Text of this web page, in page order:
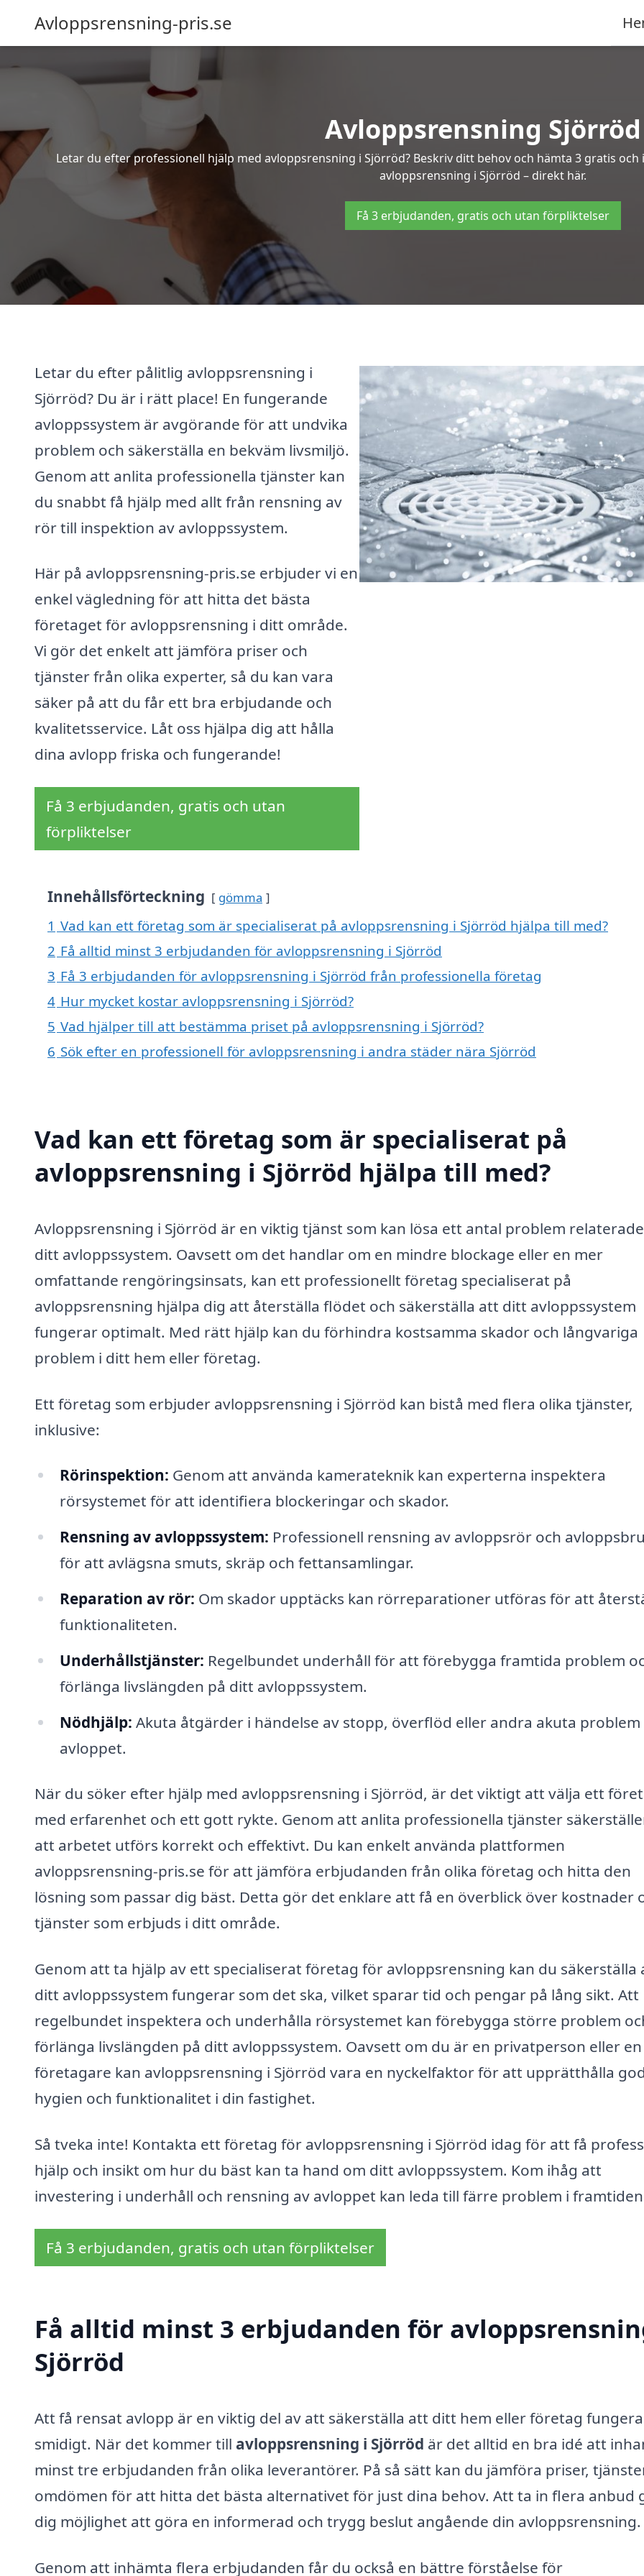
Avloppsrensning-pris.se
Avloppsrensning Sjörröd
Letar du efter professionell hjälp med avloppsrensning i Sjörröd? Beskriv ditt behov och hämta 3 gratis
avloppsrensning i Sjörröd – direkt här.
Få 3 erbjudanden, gratis och utan förpliktelser
Letar du efter pålitlig avloppsrensning i
Sjörröd? Du är i rätt place! En fungerande
avloppssystem är avgörande för att undvika
problem och säkerställa en bekväm livsmiljö.
Genom att anlita professionella tjänster kan
du snabbt få hjälp med allt från rensning av
rör till inspektion av avloppssystem.
Här på avloppsrensning-pris.se erbjuder vi en
enkel vägledning för att hitta det bästa
företaget för avloppsrensning i ditt område.
Vi gör det enkelt att jämföra priser och
tjänster från olika experter, så du kan vara
säker på att du får ett bra erbjudande och
kvalitetsservice. Låt oss hjälpa dig att hålla
dina avlopp friska och fungerande!
Få 3 erbjudanden, gratis och utan
förpliktelser
Innehållsförteckning gömma
1 Vad kan ett företag som är specialiserat på avloppsrensning i Sjörröd hjälpa till med?
2 Få alltid minst 3 erbjudanden för avloppsrensning i Sjörröd
3 Få 3 erbjudanden för avloppsrensning i Sjörröd från professionella företag
4 Hur mycket kostar avloppsrensning i Sjörröd?
5 Vad hjälper till att bestämma priset på avloppsrensning i Sjörröd?
6 Sök efter en professionell för avloppsrensning i andra städer nära Sjörröd
Vad kan ett företag som är specialiserat på
avloppsrensning i Sjörröd hjälpa till med?
Avloppsrensning i Sjörröd är en viktig tjänst som kan lösa ett antal problem
ditt avloppssystem. Oavsett om det handlar om en mindre blockage eller en mer
omfattande rengöringsinsats, kan ett professionellt företag specialiserat på
avloppsrensning hjälpa dig att återställa flödet och säkerställa att ditt avloppssystem
fungerar optimalt. Med rätt hjälp kan du förhindra kostsamma skador och långvariga
problem i ditt hem eller företag.
Ett företag som erbjuder avloppsrensning i Sjörröd kan bistå med flera olika tjänster,
inklusive:
Rörinspektion: Genom att använda kamerateknik kan experterna inspektera
rörsystemet för att identifiera blockeringar och skador.
Rensning av avloppssystem: Professionell rensning av avloppsrör och
för att avlägsna smuts, skräp och fettansamlingar.
Reparation av rör: Om skador upptäcks kan rörreparationer utföras för att
funktionaliteten.
Underhållstjänster: Regelbundet underhåll för att förebygga framtida problem
förlänga livslängden på ditt avloppssystem.
Nödhjälp: Akuta åtgärder i händelse av stopp, överflöd eller andra akuta problem
avloppet.
När du söker efter hjälp med avloppsrensning i Sjörröd, är det viktigt att välja ett
med erfarenhet och ett gott rykte. Genom att anlita professionella tjänster
att arbetet utförs korrekt och effektivt. Du kan enkelt använda plattformen
avloppsrensning-pris.se för att jämföra erbjudanden från olika företag och hitta den
lösning som passar dig bäst. Detta gör det enklare att få en överblick över kostnader
tjänster som erbjuds i ditt område.
Genom att ta hjälp av ett specialiserat företag för avloppsrensning kan du säkerställa
ditt avloppssystem fungerar som det ska, vilket sparar tid och pengar på lång sikt. Att
regelbundet inspektera och underhålla rörsystemet kan förebygga större problem
förlänga livslängden på ditt avloppssystem. Oavsett om du är en privatperson eller en
företagare kan avloppsrensning i Sjörröd vara en nyckelfaktor för att upprätthålla
hygien och funktionalitet i din fastighet.
Så tveka inte! Kontakta ett företag för avloppsrensning i Sjörröd idag för att få
hjälp och insikt om hur du bäst kan ta hand om ditt avloppssystem. Kom ihåg att
investering i underhåll och rensning av avloppet kan leda till färre problem i
Få 3 erbjudanden, gratis och utan förpliktelser
Få alltid minst 3 erbjudanden för
Sjörröd
Att få rensat avlopp är en viktig del av att säkerställa att ditt hem eller företag
smidigt. När det kommer till avloppsrensning i Sjörröd är det alltid en bra idé att
minst tre erbjudanden från olika leverantörer. På så sätt kan du jämföra priser,
omdömen för att hitta det bästa alternativet för just dina behov. Att ta in flera anbud
dig möjlighet att göra en informerad och trygg beslut angående din avloppsrensning.
Genom att inhämta flera erbjudanden får du också en bättre förståelse för